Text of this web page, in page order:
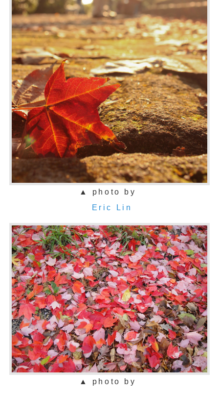
▲ photo by
Eric Lin
▲ photo by